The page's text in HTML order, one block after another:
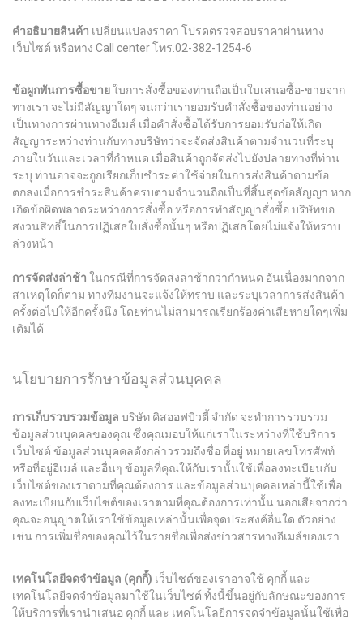
คำอธิบายสินค้า เปลี่ยนแปลงราคา โปรดตรวจสอบราคาผ่านทาง
เว็บไซต์ หรือทาง Call center โทร.02-382-1254-6
ข้อผูกพันการซื้อขายใบการสั่งซื้อของท่านถือเป็นใบเสนอซื้อ-ขายจาก
ทางเรา จะไม่มีสัญญาใดๆ จนกว่าเรายอมรับคำสั่งซื้อของท่านอย่าง
เป็นทางการผ่านทางอีเมล์ เมื่อคำสั่งซื้อได้รับการยอมรับก่อให้เกิด
สัญญาระหว่างท่านกับทางบริษัทว่าจะจัดส่งสินค้าตามจำนวนที่ระบุ
ภายในวันและเวลาที่กำหนด เมื่อสินค้าถูกจัดส่งไปยังปลายทางที่ท่าน
ระบุ ท่านอาจจะถูกเรียกเก็บชำระค่าใช้จ่ายในการส่งสินค้าตามข้อ
ตกลงเมื่อการชำระสินค้าครบตามจำนวนถือเป็นที่สิ้นสุดข้อสัญญา หาก
เกิดข้อผิดพลาดระหว่างการสั่งซื้อ หรือการทำสัญญาสั่งซื้อ บริษัทขอ
สงวนสิทธิ์ในการปฏิเสธใบสั่งซื้อนั้นๆ หรือปฏิเสธโดยไม่แจ้งให้ทราบ
ล่วงหน้า
การจัดส่งล่าช้า ในกรณีที่การจัดส่งล่าช้ากว่ากำหนด อันเนื่องมากจาก
สาเหตุใดก็ตาม ทางทีมงานจะแจ้งให้ทราบ และระบุเวลาการส่งสินค้า
ครั้งต่อไปให้อีกครั้งนึง โดยท่านไม่สามารถเรียกร้องค่าเสียหายใดๆเพิ่ม
เติมได้
นโยบายการรักษาข้อมูลส่วนบุคคล
การเก็บรวบรวมข้อมูล บริษัท คิสออฟบิวตี้ จำกัด จะทำการรวบรวม
ข้อมูลส่วนบุคคลของคุณ ซึ่งคุณมอบให้แก่เราในระหว่างที่ใช้บริการ
เว็บไซต์ ข้อมูลส่วนบุคคลดังกล่าวรวมถึงชื่อ ที่อยู่ หมายเลขโทรศัพท์
หรือที่อยู่อีเมล์ และอื่นๆ ข้อมูลที่คุณให้กับเรานั้นใช้เพื่อลงทะเบียนกับ
เว็บไซต์ของเราตามที่คุณต้องการ และข้อมูลส่วนบุคคลเหล่านี้ใช้เพื่อ
ลงทะเบียนกับเว็บไซต์ของเราตามที่คุณต้องการเท่านั้น นอกเสียจากว่า
คุณจะอนุญาตให้เราใช้ข้อมูลเหล่านั้นเพื่อจุดประสงค์อื่นใด ตัวอย่าง
เช่น การเพิ่มชื่อของคุณไว้ในรายชื่อเพื่อส่งข่าวสารทางอีเมล์ของเรา
เทคโนโลยีจดจำข้อมูล (คุกกี้) เว็บไซต์ของเราอาจใช้ คุกกี้ และ
เทคโนโลยีจดจำข้อมูลมาใช้ในเว็บไซต์ ทั้งนี้ขึ้นอยู่กับลักษณะของการ
ให้บริการที่เรานำเสนอ คุกกี้ และ เทคโนโลยีการจดจำข้อมูลนั้นใช้เพื่อ